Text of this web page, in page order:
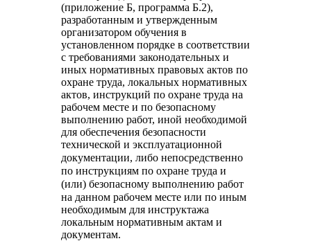
(приложение Б, программа Б.2),
разработанным и утвержденным
организатором обучения в
установленном порядке в соответствии
с требованиями законодательных и
иных нормативных правовых актов по
охране труда, локальных нормативных
актов, инструкций по охране труда на
рабочем месте и по безопасному
выполнению работ, иной необходимой
для обеспечения безопасности
технической и эксплуатационной
документации, либо непосредственно
по инструкциям по охране труда и
(или) безопасному выполнению работ
на данном рабочем месте или по иным
необходимым для инструктажа
локальным нормативным актам и
документам.